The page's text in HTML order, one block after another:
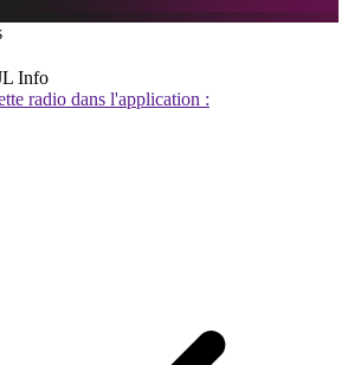
Info
radio dans l'application :